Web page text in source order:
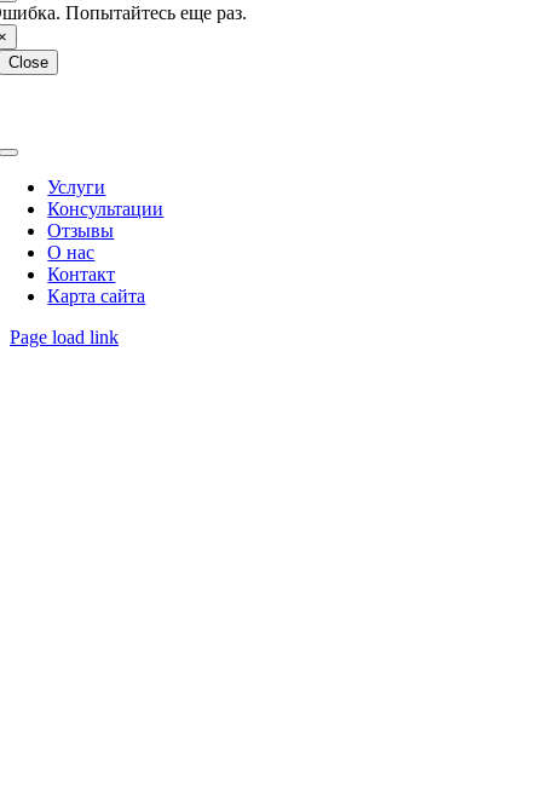
Попытайтесь еще раз.
Close
Toggle
NavigationУслуги
Консультации
Отзывы
О нас
Контакт
Карта сайта
Page load link